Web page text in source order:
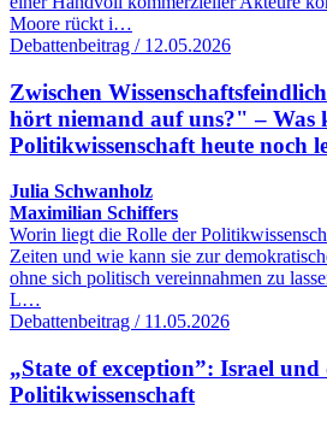
Moore rückt i…
Debattenbeitrag / 12.05.2026
Zwischen
hört niemand auf uns?" – Was
Politikwissenschaft heute noch
Julia Schwanholz
Maximilian Schiffers
Worin liegt die Rolle der
Zeiten und wie kann sie zur
ohne sich politisch vereinnahmen zu
L…
Debattenbeitrag / 11.05.2026
„State of exception”: Israel und
Politikwissenschaft